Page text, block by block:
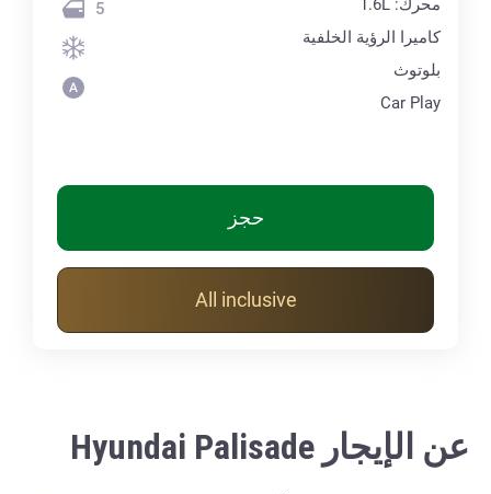
محرك: 1.6L
كاميرا الرؤية الخلفية
بلوتوث
Car Play
5
حجز
All inclusive
عن الإيجار Hyundai Palisade